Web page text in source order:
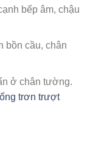
bếp âm, chậu
bồn cầu, chân
ở chân tường.
trơn trượt